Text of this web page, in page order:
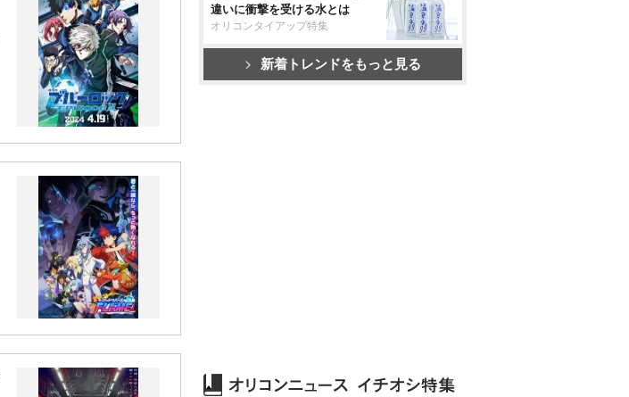
違いに衝撃を受ける水とは
オリコンタイアップ特集
新着トレンドをもっと見る